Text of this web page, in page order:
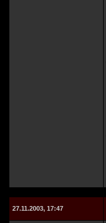
27.11.2003, 17:47